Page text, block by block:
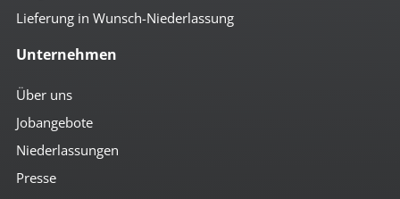
Lieferung in Wunsch-Niederlassung
Unternehmen
Über uns
Jobangebote
Niederlassungen
Presse